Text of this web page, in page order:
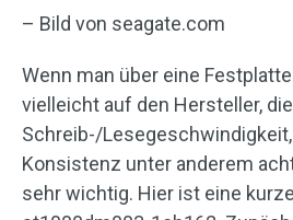
– Bild von seagate.com
Wenn man über eine
vielleicht auf den Hersteller,
Schreib-/
Konsistenz unter anderem
sehr wichtig. Hier ist eine